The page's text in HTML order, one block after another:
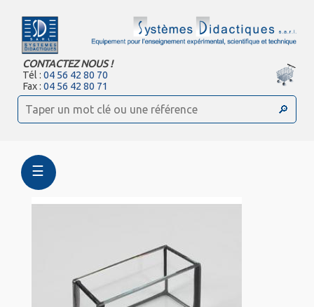
CONTACTEZ NOUS !
Tél :04 56 42 80 70
Fax :04 56 42 80 71
☰